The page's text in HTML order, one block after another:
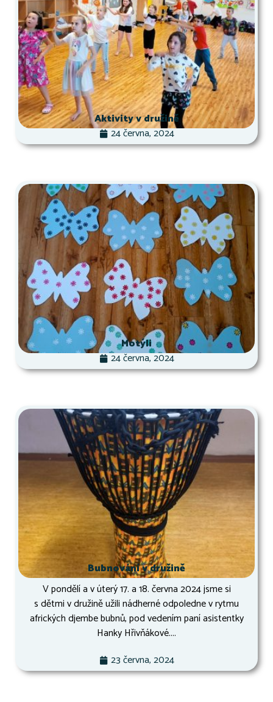
Aktivity v družině
24 června, 2024
Motýli
24 června, 2024
Bubnování v družině
V pondělí a v úterý 17. a 18. června 2024 jsme si
s dětmi v družině užili nádherné odpoledne v rytmu
afrických djembe bubnů, pod vedením paní asistentky
Hanky Hřivňákové....
23 června, 2024